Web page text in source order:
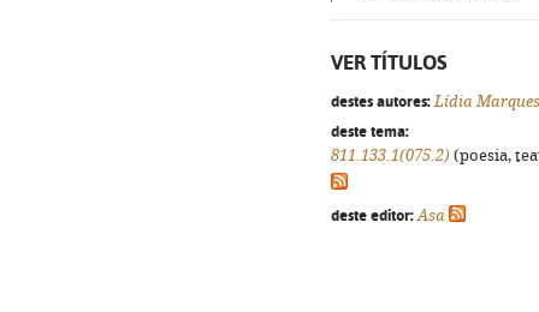
VER TÍTULOS
destes autores: Lídia Marques
deste tema:
811.133.1(075.2) (poesia,
deste editor: Asa